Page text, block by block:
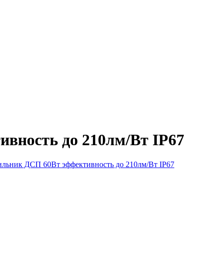
до 210лм/Вт IP67